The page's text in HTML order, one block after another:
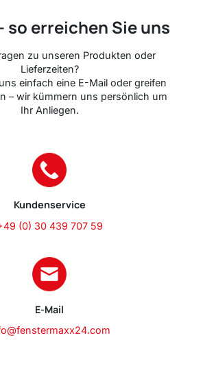
so erreichen Sie uns
zu unseren Produkten oder
Lieferzeiten?
einfach eine E-Mail oder greifen
– wir kümmern uns persönlich um
Ihr Anliegen.
Kundenservice
(0) 30 439 707 59
E-Mail